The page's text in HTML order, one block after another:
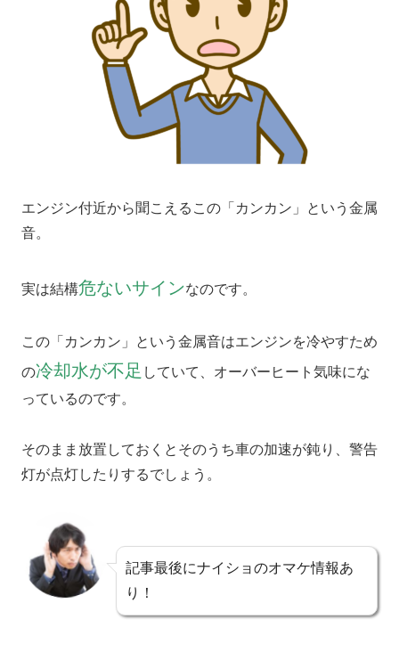
エンジン付近から聞こえるこの「カンカン」という金属
音。
実は結構危ないサインなのです。
この「カンカン」という金属音はエンジンを冷やすため
の冷却水が不足 していて、オーバーヒート気味にな
っているのです。
そのまま放置しておくとそのうち車の加速が鈍り、警告
灯が点灯したりするでしょう。
記事最後にナイショのオマケ情報あ
り！